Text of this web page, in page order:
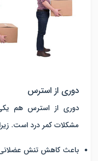
دوری از استرس
دوری از استرس هم یکی
مشکلات کمر درد است.
باعث کاهش تنش